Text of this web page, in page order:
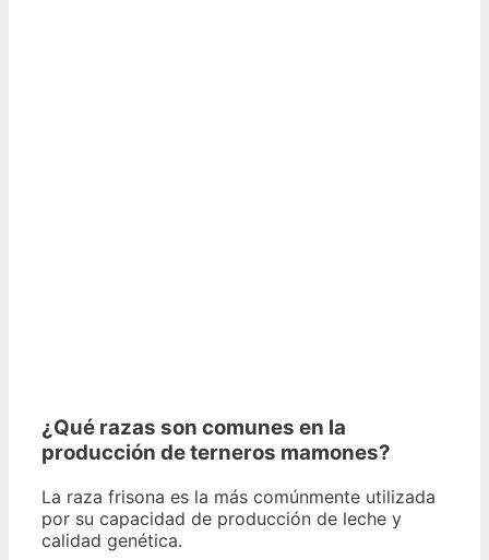
¿Qué razas son comunes en la
producción de terneros mamones?
La raza frisona es la más comúnmente utilizada
por su capacidad de producción de leche y
calidad genética.